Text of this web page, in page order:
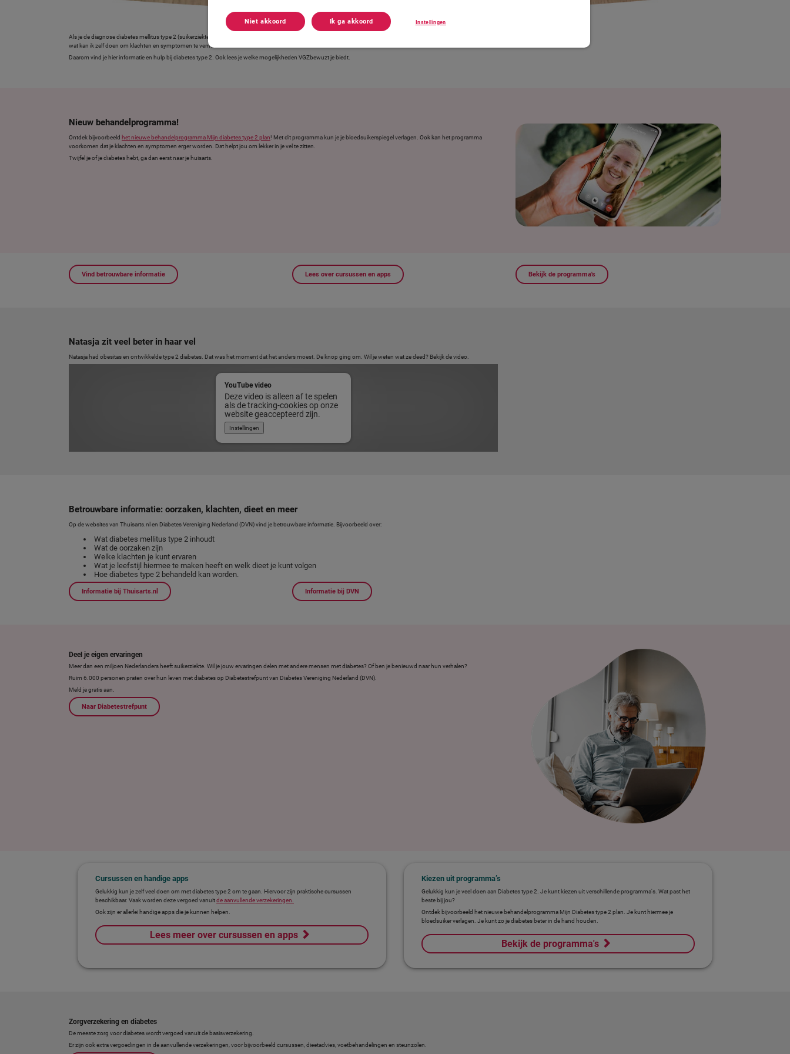
Als je de diagnose diabetes mellitus type 2 (suikerziekte) krijgt, kan er veel op je afkomen. Ook kun je vragen hebben. Moet ik nu altijd medicijnen blijven gebruiken? En
wat kan ik zelf doen om klachten en symptomen te verminderen? Of kan ik die voorkomen?
Daarom vind je hier informatie en hulp bij diabetes type 2. Ook lees je welke mogelijkheden VGZbewuzt je biedt.
Nieuw behandelprogramma!
Ontdek bijvoorbeeld het nieuwe behandelprogramma Mijn diabetes type 2 plan! Met dit programma kun je je bloedsuikerspiegel verlagen. Ook kan het programma
voorkomen dat je klachten en symptomen erger worden. Dat helpt jou om lekker in je vel te zitten.
Twijfel je of je diabetes hebt, ga dan eerst naar je huisarts.
Vind betrouwbare informatie Lees over cursussen en apps Bekijk de programma's
Natasja zit veel beter in haar vel
Natasja had obesitas en ontwikkelde type 2 diabetes. Dat was het moment dat het anders moest. De knop ging om. Wil je weten wat ze deed? Bekijk de video.
YouTube video
Deze video is alleen af te spelen
als de tracking-cookies op onze
website geaccepteerd zijn.
Instellingen
Betrouwbare informatie: oorzaken, klachten, dieet en meer
Op de websites van Thuisarts.nl en Diabetes Vereniging Nederland (DVN) vind je betrouwbare informatie. Bijvoorbeeld over:
Wat diabetes mellitus type 2 inhoudt
Wat de oorzaken zijn
Welke klachten je kunt ervaren
Wat je leefstijl hiermee te maken heeft en welk dieet je kunt volgen
Hoe diabetes type 2 behandeld kan worden.
Informatie bij Thuisarts.nl Informatie bij DVN
Deel je eigen ervaringen
Meer dan een miljoen Nederlanders heeft suikerziekte. Wil je jouw ervaringen delen met andere mensen met diabetes? Of ben je benieuwd naar hun verhalen?
Ruim 6.000 personen praten over hun leven met diabetes op Diabetestrefpunt van Diabetes Vereniging Nederland (DVN).
Meld je gratis aan.
Naar Diabetestrefpunt
Cursussen en handige apps
Gelukkig kun je zelf veel doen om met diabetes type 2 om te gaan. Hiervoor zijn praktische cursussen
beschikbaar. Vaak worden deze vergoed vanuitde aanvullende verzekeringen.
Ook zijn er allerlei handige apps die je kunnen helpen.
Lees meer over cursussen en apps
Kiezen uit programma’s
Gelukkig kun je veel doen aan Diabetes type 2. Je kunt kiezen uit verschillende programma's. Wat past het
beste bij jou?
Ontdek bijvoorbeeld het nieuwe behandelprogramma Mijn Diabetes type 2 plan. Je kunt hiermee je
bloedsuiker verlagen. Je kunt zo je diabetes beter in de hand houden.
Bekijk de programma's
Zorgverzekering en diabetes
De meeste zorg voor diabetes wordt vergoed vanuit de basisverzekering.
Er zijn ook extra vergoedingen in de aanvullende verzekeringen, voor bijvoorbeeld cursussen, dieetadvies, voetbehandelingen en steunzolen.
Instellingen
Niet akkoord Ik ga akkoord